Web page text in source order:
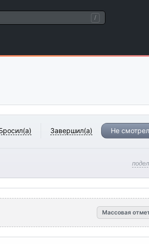
/
Завершил(а) Не
Массовая